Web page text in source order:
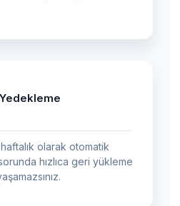
olarak otomatik
hızlıca geri yükleme